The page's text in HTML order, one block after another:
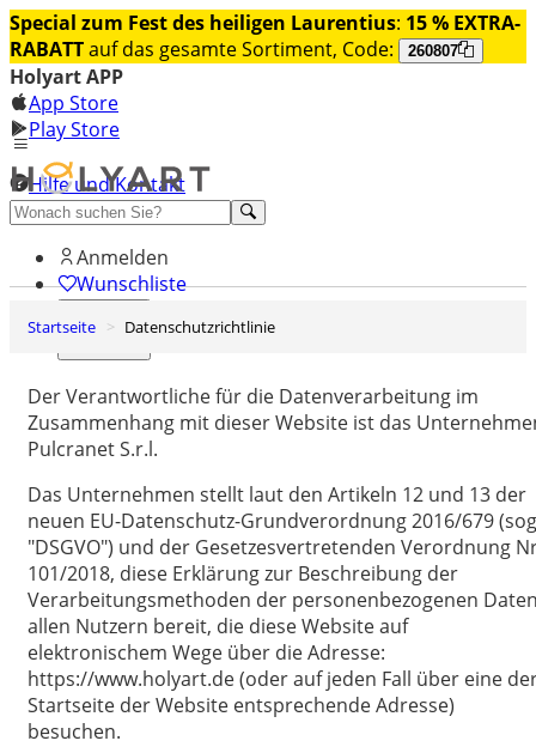
Special zum Fest des heiligen Laurentius: 15 % EXTRA-
RABATTauf das gesamte Sortiment, Code: 260807
Holyart APP
App Store
Play Store
Hilfe und Kontakt
Entdecken Sie Premium
Anmelden
Wunschliste
0
Startseite Datenschutzrichtlinie
Der Verantwortliche für die Datenverarbeitung im
Zusammenhang mit dieser Website ist das
Pulcranet S.r.l.
Das Unternehmen stellt laut den Artikeln 12 und 13 der
neuen EU-Datenschutz-Grundverordnung 2016/679
"DSGVO") und der Gesetzesvertretenden Verordnung
101/2018, diese Erklärung zur Beschreibung der
Verarbeitungsmethoden der personenbezogenen
allen Nutzern bereit, die diese Website auf
elektronischem Wege über die Adresse:
https://www.holyart.de (oder auf jeden Fall über eine
Startseite der Website entsprechende Adresse)
besuchen.